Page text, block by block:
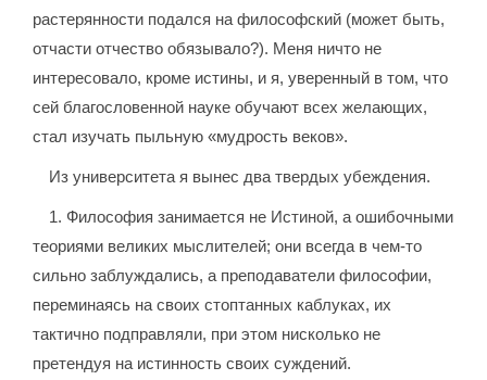
растерянности подался на философский (может быть,
отчасти отчество обязывало?). Меня ничто не
интересовало, кроме истины, и я, уверенный в том, что
сей благословенной науке обучают всех желающих,
стал изучать пыльную «мудрость веков».
Из университета я вынес два твердых убеждения.
1. Философия занимается не Истиной, а ошибочными
теориями великих мыслителей; они всегда в чем-то
сильно заблуждались, а преподаватели философии,
переминаясь на своих стоптанных каблуках, их
тактично подправляли, при этом нисколько не
претендуя на истинность своих суждений.